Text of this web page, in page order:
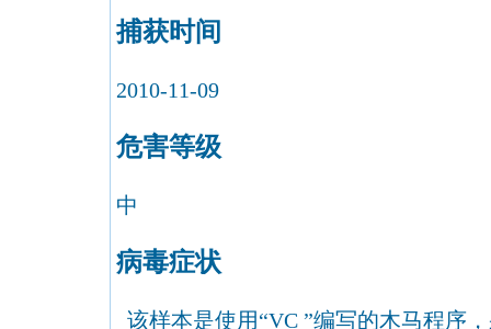
捕获时间
2010-11-09
危害等级
中
病毒症状
该样本是使用“VC ”编写的木马程序